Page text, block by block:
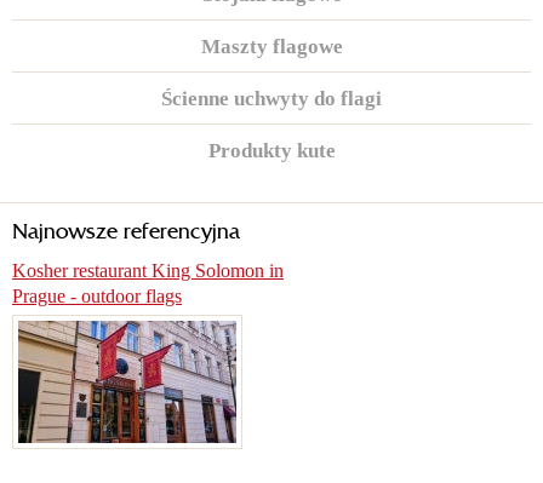
Maszty flagowe
Ścienne uchwyty do flagi
Produkty kute
Najnowsze referencyjna
Kosher restaurant King Solomon in
Prague - outdoor flags